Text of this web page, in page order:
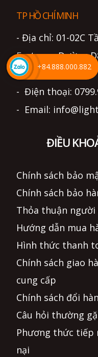
TP HỒ CHÍ MINH
- Địa chỉ: 01-02C
Eratown, Đường
phố Hồ Chí Minh
- Điện thoại:
- Email:
ĐIỀU
Chính sách bảo
Chính sách bảo
Thỏa thuận người
Hướng dẫn mua
Hình thức thanh
Chính sách giao
cung cấp
Chính sách đổi
Câu hỏi thường
Phương thức tiếp
nại
+84.888.000.882